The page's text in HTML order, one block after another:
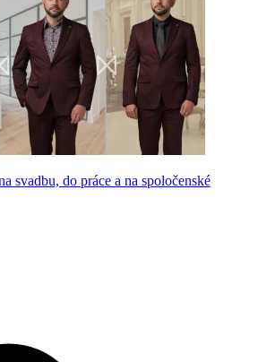
svadbu, do práce a na spoločenské